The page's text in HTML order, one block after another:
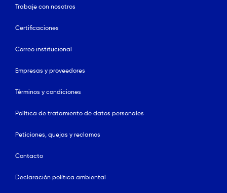
Trabaje con nosotros
Certificaciones
Correo institucional
Empresas y proveedores
Términos y condiciones
Política de tratamiento de datos personales
Peticiones, quejas y reclamos
Contacto
Declaración política ambiental